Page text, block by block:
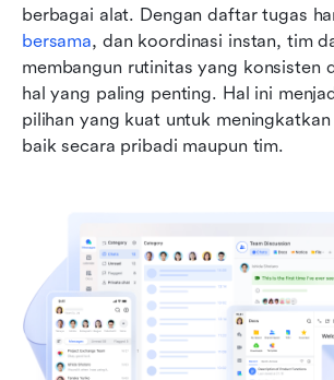
berbagai alat. Dengan daftar tugas
bersama, dan koordinasi instan, tim
membangun rutinitas yang konsisten
hal yang paling penting. Hal ini
pilihan yang kuat untuk
baik secara pribadi maupun tim.